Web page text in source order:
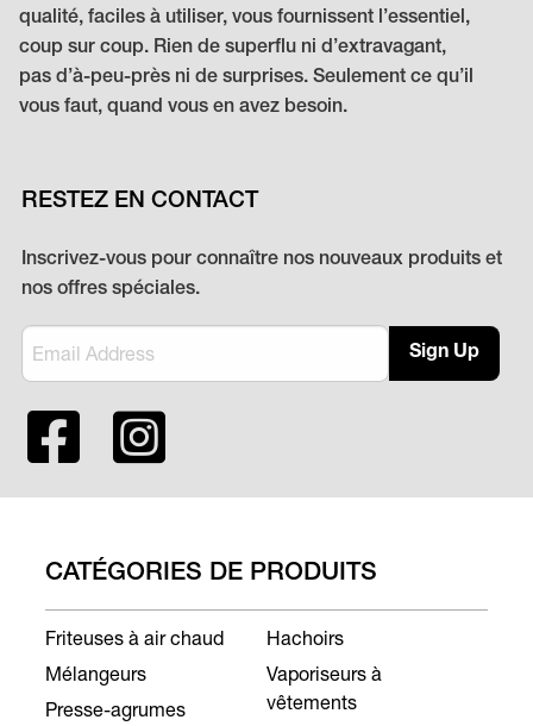
qualité, faciles à utiliser, vous fournissent l’essentiel,
coup sur coup. Rien de superflu ni d’extravagant,
pas d’à-peu-près ni de surprises. Seulement ce qu’il
vous faut, quand vous en avez besoin.
RESTEZ EN CONTACT
Inscrivez-vous pour connaître nos nouveaux produits et
nos offres spéciales.
Sign Up
CATÉGORIES DE PRODUITS
Friteuses à air chaud
Mélangeurs
Presse-agrumes
Hachoirs
Vaporiseurs à
vêtements